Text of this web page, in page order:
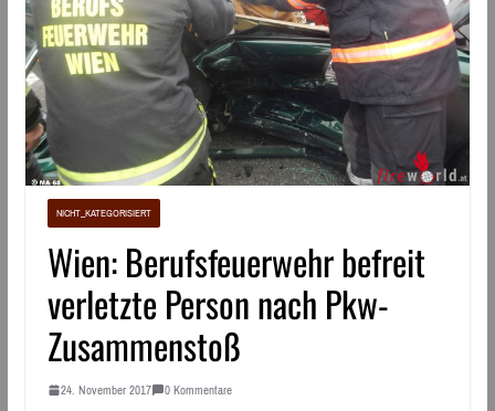
NICHT_KATEGORISIERT
Wien: Berufsfeuerwehr befreit
verletzte Person nach Pkw-
Zusammenstoß
24. November 2017 0 Kommentare